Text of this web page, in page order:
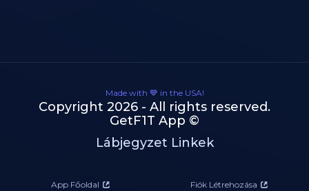
Made with 💙 in the USA!
Copyright 2026 - All rights reserved.
GetF1T App ©
Lábjegyzet Linkek
App Főoldal Fiók Létrehozása